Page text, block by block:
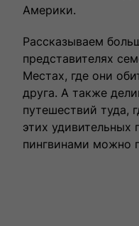
Америки.
Рассказываем
представителях
Местах, где они
друга. А также
путешествий туда,
этих удивительных
пингвинами можно